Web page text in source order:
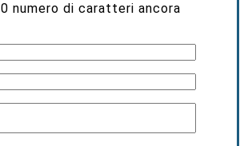
numero di caratteri ancora